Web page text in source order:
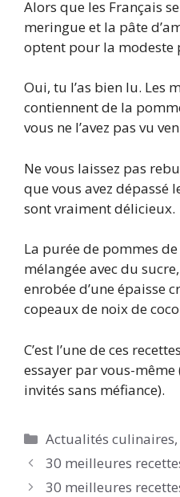
Alors que les Français
meringue et la pâte
optent pour la modeste
Oui, tu l’as bien lu. Les
contiennent de la
vous ne l’avez pas vu
Ne vous laissez pas
que vous avez dépassé
sont vraiment délicieux.
La purée de pommes
mélangée avec du
enrobée d’une épaisse
copeaux de noix de
C’est l’une de ces
essayer par vous-
invités sans méfiance).
Catégories
Actualités culinaires,
30 meilleures
30 meilleures